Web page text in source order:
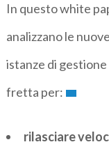
In questo white
analizzano le
istanze di
fretta per:
rilasciare